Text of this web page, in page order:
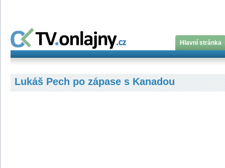
Hlavní stránka
Lukáš Pech po zápase s Kanadou